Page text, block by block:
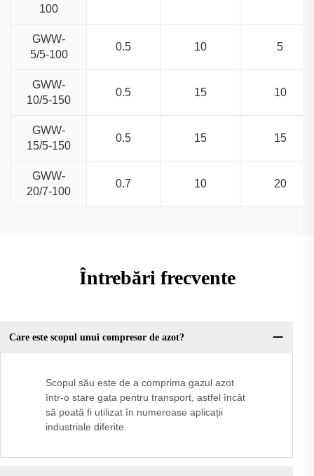
100
GWW-
5/5-100
0.5 10 5
GWW-
10/5-150
0.5 15 10
GWW-
15/5-150
0.5 15 15
GWW-
20/7-100
0.7 10 20
Întrebări frecvente
Care este scopul unui compresor de azot?
Scopul său este de a comprima gazul azot
într-o stare gata pentru transport, astfel încât
să poată fi utilizat în numeroase aplicații
industriale diferite.